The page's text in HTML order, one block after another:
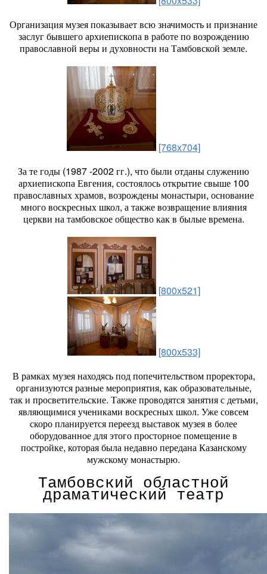
Организация музея показывает всю значимость и признание
заслуг бывшего архиепископа в работе по возрождению
православной веры и духовности на Тамбовской земле.
[768x704]
За те годы (1987 -2002 гг.), что были отданы служению
архиепископа Евгения, состоялось открытие свыше 100
православных храмов, возрождены монастыри, основание
много воскресных школ, а также возвращение влияния
церкви на тамбовское общество как в былые времена.
[800x521]
[800x533]
В рамках музея находясь под попечительством проректора,
организуются разные мероприятия, как образовательные,
так и просветительские. Также проводятся занятия с детьми,
являющимися учениками воскресных школ. Уже совсем
скоро планируется переезд выставок музея в более
оборудованное для этого просторное помещение в
постройке, которая была недавно передана Казанскому
мужскому монастырю.
Тамбовский областной
драматический театр